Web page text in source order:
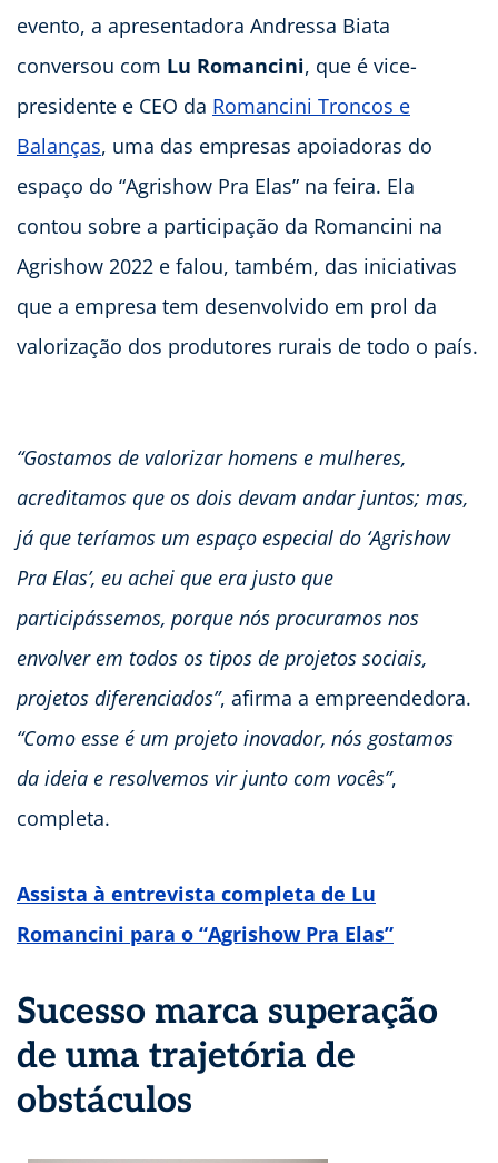
evento, a apresentadora Andressa Biata
conversou com Lu Romancini, que é vice-
presidente e CEO da Romancini Troncos e
Balanças, uma das empresas apoiadoras do
espaço do “Agrishow Pra Elas” na feira. Ela
contou sobre a participação da Romancini na
Agrishow 2022 e falou, também, das iniciativas
que a empresa tem desenvolvido em prol da
valorização dos produtores rurais de todo o país.
“Gostamos de valorizar homens e mulheres,
acreditamos que os dois devam andar juntos; mas,
já que teríamos um espaço especial do ‘Agrishow
Pra Elas’, eu achei que era justo que
participássemos, porque nós procuramos nos
envolver em todos os tipos de projetos sociais,
projetos diferenciados”, afirma a empreendedora.
“Como esse é um projeto inovador, nós gostamos
da ideia e resolvemos vir junto com vocês”,
completa.
Assista à entrevista completa de Lu
Romancini para o “Agrishow Pra Elas”
Sucesso marca superação
de uma trajetória de
obstáculos